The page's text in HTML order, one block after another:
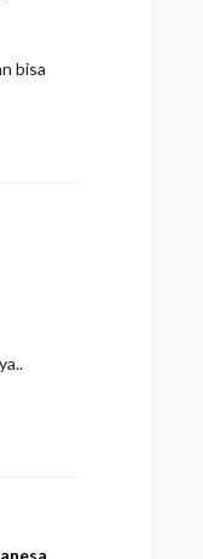
bisa